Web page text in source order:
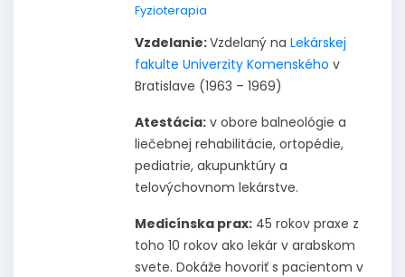
Fyzioterapia
Vzdelanie:Vzdelaný na Lekárskej
fakulte Univerzity Komenského v
Bratislave (1963 – 1969)
Atestácia: v obore balneológie a
liečebnej rehabilitácie, ortopédie,
pediatrie, akupunktúry a
telovýchovnom lekárstve.
Medicínska prax: 45 rokov praxe z
toho 10 rokov ako lekár v arabskom
svete. Dokáže hovoriť s pacientom v